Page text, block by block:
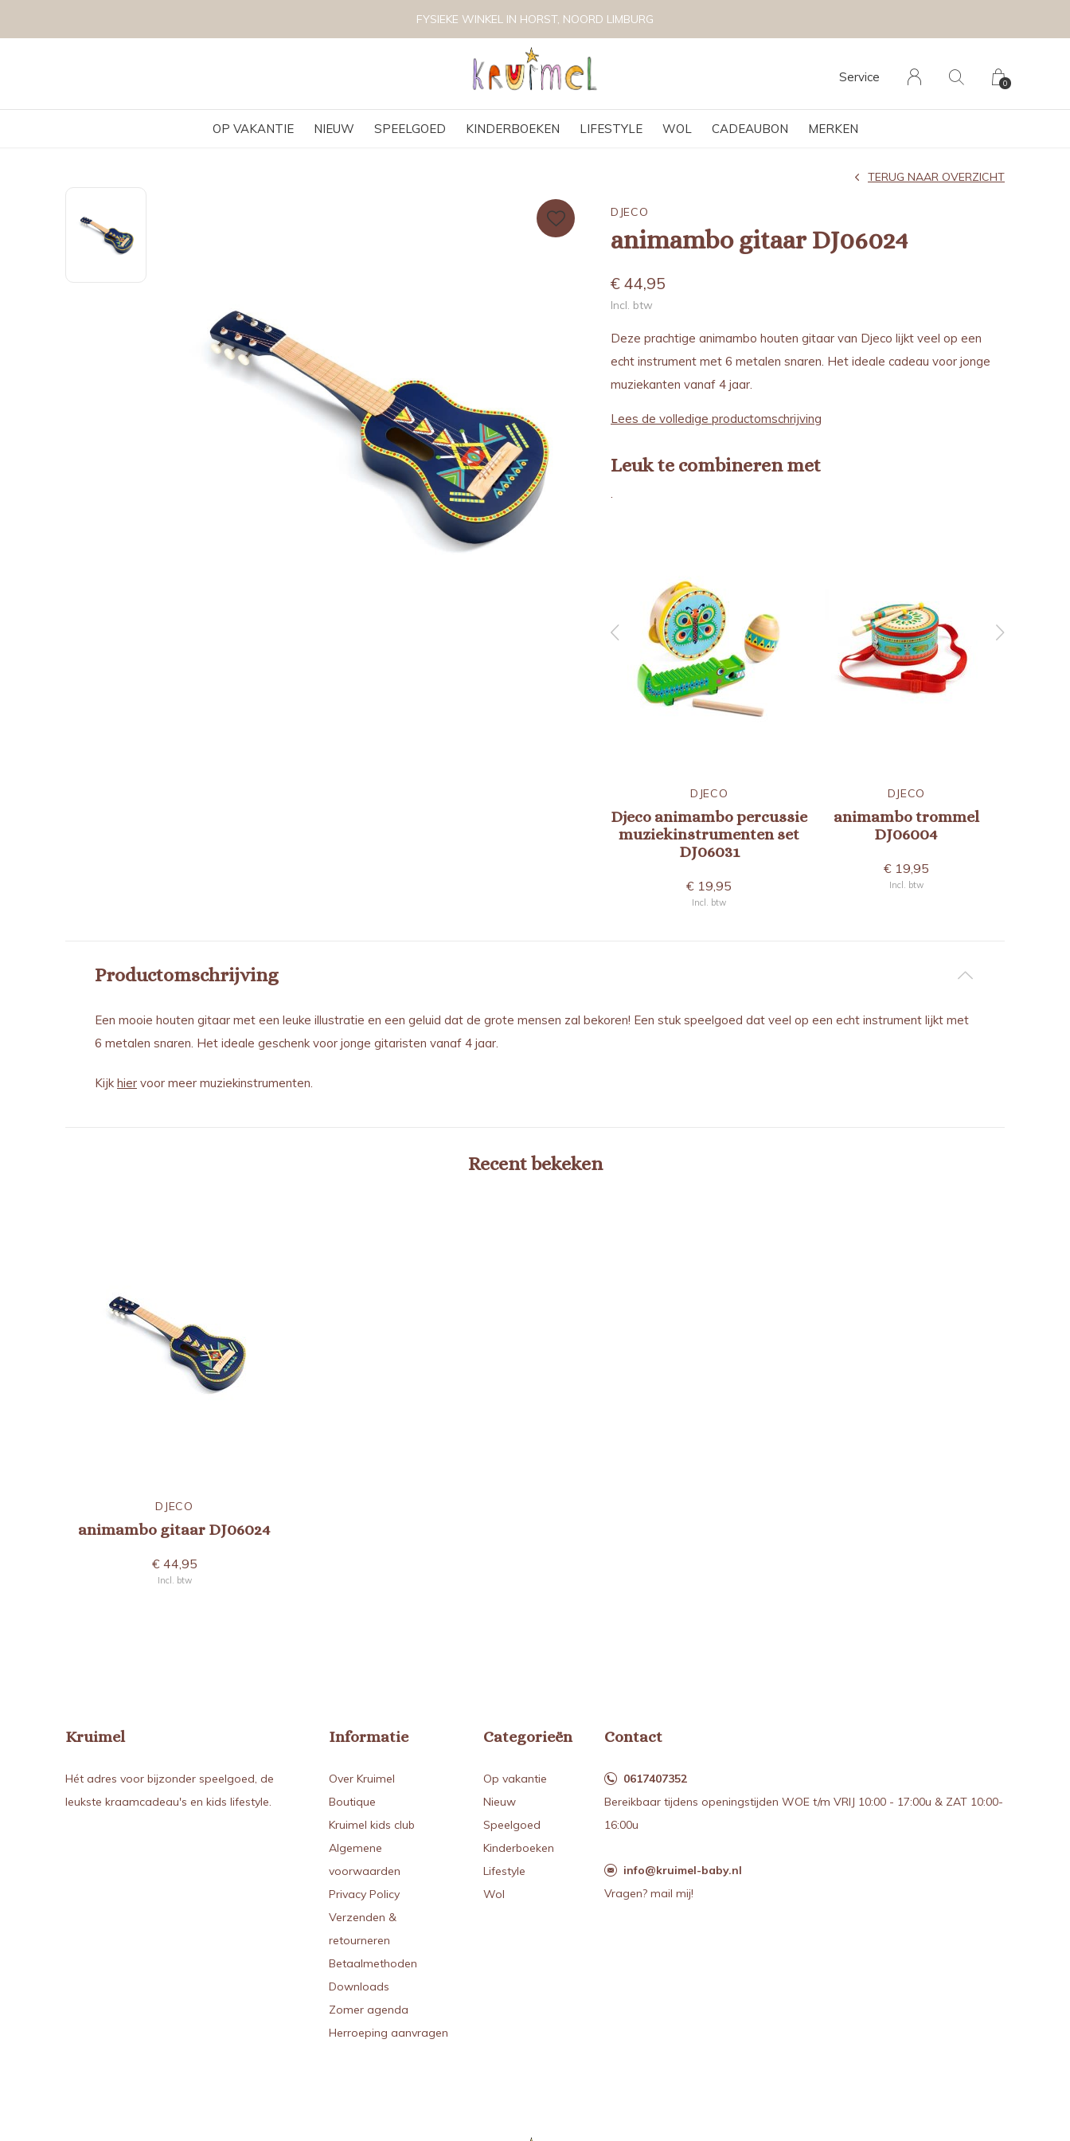
OP VAKANTIE NIEUW SPEELGOED KINDERBOEKEN LIFESTYLE WOL CADEAUBON MERKEN
Service 0
VOLG KRUIMEL VIA INSTAGRAM @KRUIMELKIDSBOUTIQUE
DJECO
animambo gitaar DJ06024
TERUG NAAR OVERZICHT
€ 44,95
Incl. btw
Deze prachtige animambo houten gitaar van Djeco lijkt veel op een
echt instrument met 6 metalen snaren. Het ideale cadeau voor jonge
muziekanten vanaf 4 jaar.
Lees de volledige productomschrijving
Leuk te combineren met
.
DJECO
Djeco animambo percussie
muziekinstrumenten set
DJ06031
€ 19,95
Incl. btw
DJECO
animambo trommel
DJ06004
€ 19,95
Incl. btw
Productomschrijving
Een mooie houten gitaar met een leuke illustratie en een geluid dat de grote mensen zal bekoren! Een stuk speelgoed dat veel op een echt instrument lijkt met
6 metalen snaren. Het ideale geschenk voor jonge gitaristen vanaf 4 jaar.
Kijk hier voor meer muziekinstrumenten.
Recent bekeken
DJECO
animambo gitaar DJ06024
€ 44,95
Incl. btw
Kruimel
Hét adres voor bijzonder speelgoed, de
leukste kraamcadeau's en kids lifestyle.
Informatie
Over Kruimel
Boutique
Kruimel kids club
Algemene
voorwaarden
Privacy Policy
Verzenden &
retourneren
Betaalmethoden
Downloads
Zomer agenda
Herroeping aanvragen
Categorieën
Op vakantie
Nieuw
Speelgoed
Kinderboeken
Lifestyle
Wol
Contact
0617407352
Bereikbaar tijdens openingstijden WOE t/m VRIJ 10:00 - 17:00u & ZAT 10:00-
16:00u
info@kruimel-baby.nl
Vragen? mail mij!